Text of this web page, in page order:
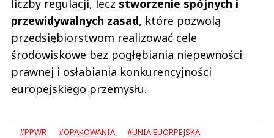
liczby regulacji, lecz stworzenie spójnych i
przewidywalnych zasad, które pozwolą
przedsiębiorstwom realizować cele
środowiskowe bez pogłębiania niepewności
prawnej i osłabiania konkurencyjności
europejskiego przemysłu.
#PPWR #OPAKOWANIA
#UNIA EUORPEJSKA